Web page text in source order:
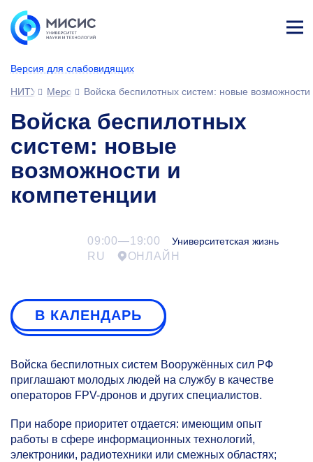
Версия для слабовидящих
ине
НИТУ МИСИСМероприятияВойска беспилотных систем: новые
Войска беспилотных
систем: новые
возможности и
компетенции
09:00—19:00 Университетская жизнь
RU ОНЛАЙН
В КАЛЕНДАРЬ
Войска беспилотных систем Вооружённых сил РФ
приглашают молодых людей на службу в качестве
операторов FPV-дронов и других специалистов.
При наборе приоритет отдается: имеющим опыт
работы в сфере информационных технологий,
электроники, радиотехники или смежных областях;